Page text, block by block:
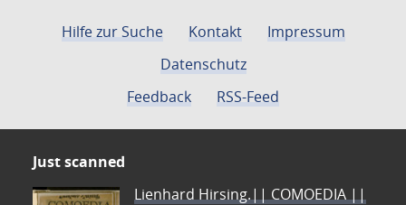
Hilfe zur Suche Kontakt
Impressum
Datenschutz
Feedback
RSS-Feed
Just scanned
Lienhard Hirsing.|| COMOEDIA ||